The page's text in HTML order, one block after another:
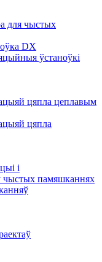
для чыстых
DX
ўстаноўкі
цяпла цеплавым
цяпла
і
чыстых памяшканнях